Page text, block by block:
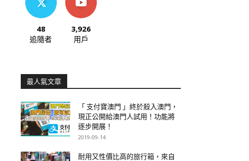
48
追隨者
3,926
用戶
最人氣文章
「 支付寶澳門 」終於殺入澳門，
現正公開給澳門人試用！功能將
逐步開展！
2019-09-14
耐用又性價比高的旅行箱，來自